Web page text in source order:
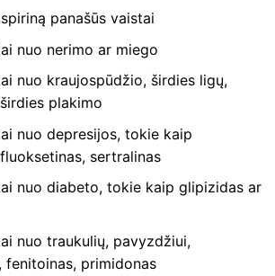
​​panašūs vaistai
nuo nerimo ar miego
nuo kraujospūdžio, širdies ligų,
plakimo
nuo depresijos, tokie kaip
sertralinas
nuo diabeto, tokie kaip glipizidas ar
nuo traukulių, pavyzdžiui,
fenitoinas, primidonas